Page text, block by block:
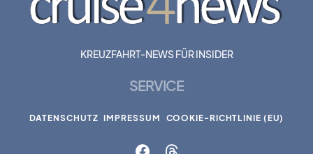
KREUZFAHRT-NEWS FÜR INSIDER
SERVICE
DATENSCHUTZ IMPRESSUM COOKIE-RICHTLINIE (EU)